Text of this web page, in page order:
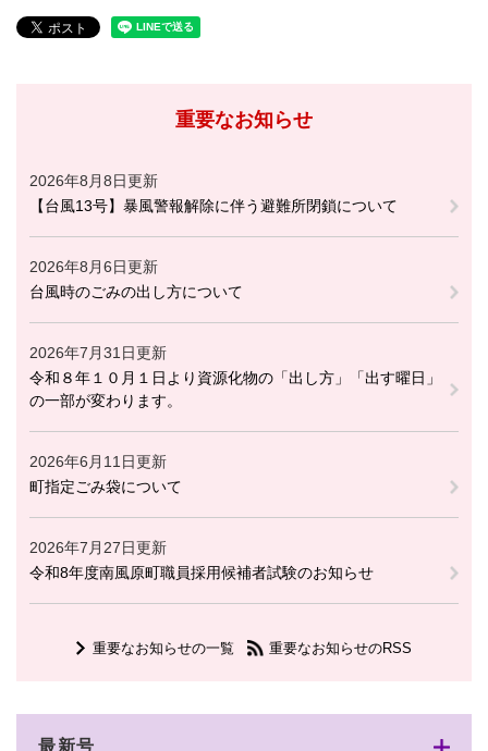
重要なお知らせ
2026年8月8日更新
【台風13号】暴風警報解除に伴う避難所閉鎖について
2026年8月6日更新
台風時のごみの出し方について
2026年7月31日更新
令和８年１０月１日より資源化物の「出し方」「出す曜日」
の一部が変わります。
2026年6月11日更新
町指定ごみ袋について
2026年7月27日更新
令和8年度南風原町職員採用候補者試験のお知らせ
重要なお知らせの一覧 重要なお知らせのRSS
最新号